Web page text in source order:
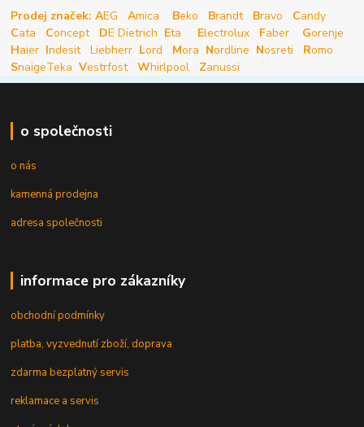
Prodej značek: AEG Amica Beko Brandt Bravo Candy
Cata Concept DE Dietrich Eta Electrolux Faber Gorenje
Haier Indesit Liebherr Lord Mora Nordline Nosreti Romo
SnaigeTeka Vestrfost Whirlpool Zanussi
o společnosti
o nás
kamenná prodejna
adresa společnosti
informace pro zákazníky
obchodní podmínky
platba, vyzvednutí zboží, doprava
zdarma bezplatný servis
reklamace a servis